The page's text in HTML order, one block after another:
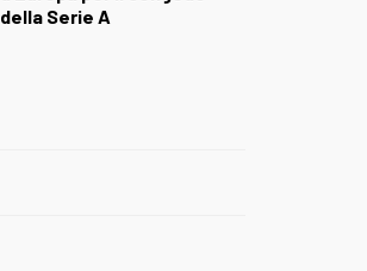
della Serie A